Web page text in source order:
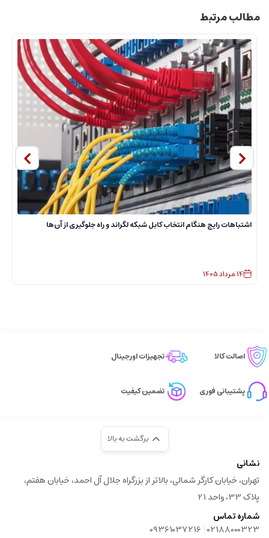
مطالب مرتبط
اشتباهات رایج هنگام انتخاب کابل شبکه لگراند و راه جلوگیری از آن‌ها
14مرداد1405
اصالت کالا تجهیزات اورجینال
پشتیبانی فوری تضمین کیفیت
برگشت به بالا
نشانی
تهران، خیابان کارگر شمالی، بالاتر از بزرگراه جلال آل احمد، خیابان هفتم،
پلاک 33، واحد 21
شماره تماس
02188000323
|
09361037216